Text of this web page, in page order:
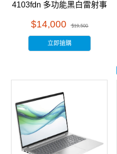
4103fdn 多功能黑白雷射事
$14,000 $19,500
立即搶購